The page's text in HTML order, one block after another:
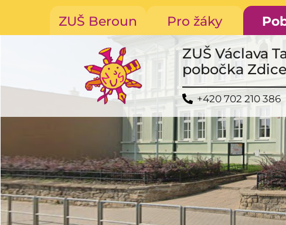
ZUŠ Beroun Pro žáky
ZUŠ Václava
pobočka
+420 702 210 386